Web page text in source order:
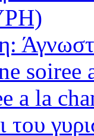
soiree
a la
του